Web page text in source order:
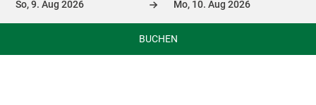
BUCHEN
MEHR INFOS
BUCHEN